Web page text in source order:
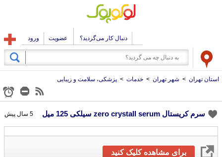
دنبال کار می‌گردید؟ عضویت ورود
استان تهران > شهر تهران > خدمات > پزشکی، سلامت و زیبایی
سرم کریستال zero crystall serum سیلکی 125 میل 5 سال پیش
برای مشاهده کلیک کنید